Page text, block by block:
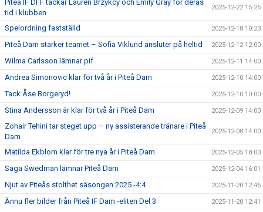
Piteå IF DFF tackar Lauren Brzykcy och Emily Gray för deras
tid i klubben
2025-12-22 15:25
Spelordning fastställd 2025-12-18 10:23
Piteå Dam stärker teamet – Sofia Viklund ansluter på heltid 2025-12-12 12:00
Wilma Carlsson lämnar pif 2025-12-11 14:00
Andrea Simonovic klar för två år i Piteå Dam 2025-12-10 14:00
Tack Åse Borgeryd! 2025-12-10 10:00
Stina Andersson är klar för två år i Piteå Dam 2025-12-09 14:00
Zohair Tehini tar steget upp – ny assisterande tränare i Piteå
Dam
2025-12-08 14:00
Matilda Ekblom klar för tre nya år i Piteå Dam 2025-12-05 18:00
Saga Swedman lämnar Piteå Dam 2025-12-04 16:01
Njut av Piteås stolthet säsongen 2025 -4:4 2025-11-20 12:46
Ännu fler bilder från Piteå IF Dam -eliten Del 3 2025-11-20 12:41